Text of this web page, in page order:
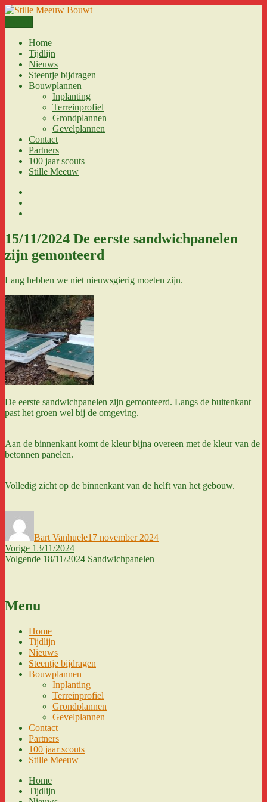
Spring
de
inhoud
Stille Meeuw Bouwt
een bouwproject van Stille Meeuw voor Jobertus!
Home
Tijdlijn
Nieuws
Steentje bijdragen
Bouwplannen
Inplanting
Terreinprofiel
Grondplannen
Gevelplannen
Contact
Partners
100 jaar scouts
Stille Meeuw
15/11/2024 De eerste sandwichpanelen
zijn gemonteerd
Lang hebben we niet nieuwsgierig moeten zijn.
De eerste sandwichpanelen zijn gemonteerd. Langs de buitenkant
past het groen wel bij de omgeving.
Aan de binnenkant komt de kleur bijna overeen met de kleur van de
betonnen panelen.
Volledig zicht op de binnenkant van de helft van het gebouw.
Bart Vanhuele17 november 2024
Berichtnavigatie
Vorige Vorig
bericht:
13/11/2024
Volgende Volgend
18/11/2024 Sandwichpanelen
Menu
Home
Tijdlijn
Nieuws
Steentje bijdragen
Bouwplannen
Inplanting
Terreinprofiel
Grondplannen
Gevelplannen
Contact
Partners
100 jaar scouts
Stille Meeuw
Home
Tijdlijn